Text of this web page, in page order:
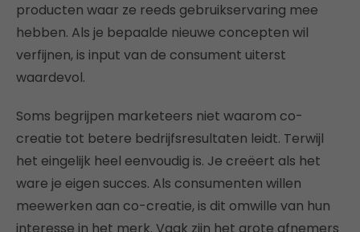
producten waar ze reeds gebruikservaring mee
hebben. Als je bepaalde nieuwe concepten wil
verfijnen, is input van de consument uiterst
waardevol.
Soms begrijpen marketeers niet waarom co-
creatie tot betere bedrijfsresultaten leidt. Terwijl
het eingelijk heel eenvoudig is. Je creëert als het
ware je eigen succes. Als consumenten willen
meewerken aan co-creatie, is dit omwille van hun